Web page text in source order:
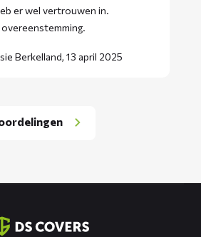
er wel vertrouwen in.
Berkelland, 13 april 2025